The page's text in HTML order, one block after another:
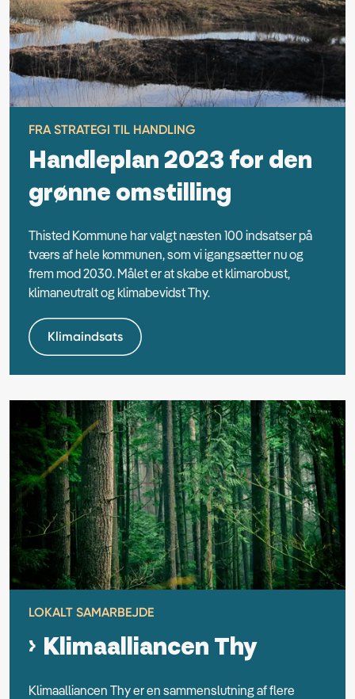
FRA STRATEGI TIL HANDLING
Handleplan 2023 for den
grønne omstilling
Thisted Kommune har valgt næsten 100 indsatser på
tværs af hele kommunen, som vi igangsætter nu og
frem mod 2030. Målet er at skabe et klimarobust,
klimaneutralt og klimabevidst Thy.
Klimaindsats
LOKALT SAMARBEJDE
Klimaalliancen Thy
Klimaalliancen Thy er en sammenslutning af flere